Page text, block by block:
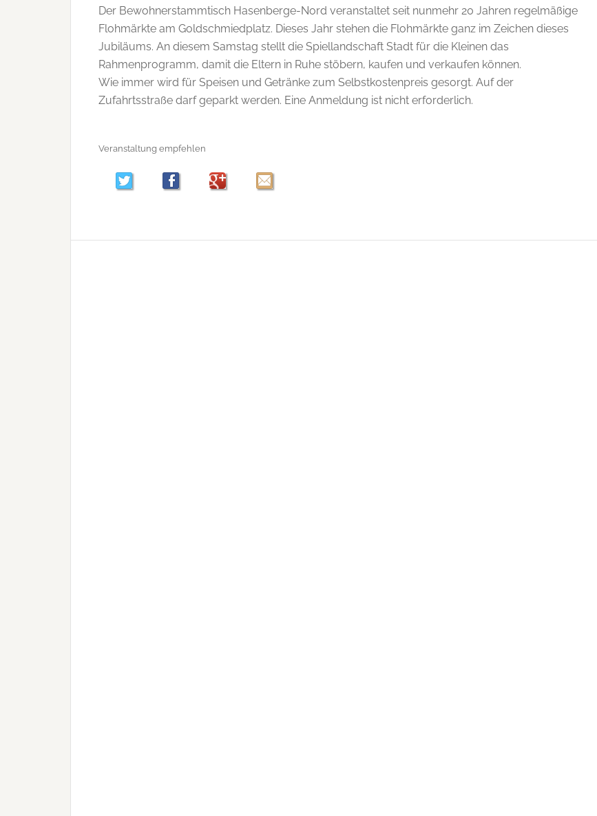
Der Bewohnerstammtisch Hasenberge-Nord veranstaltet seit nunmehr 20 Jahren regelmäßige
Flohmärkte am Goldschmiedplatz. Dieses Jahr stehen die Flohmärkte ganz im Zeichen dieses
Jubiläums. An diesem Samstag stellt die Spiellandschaft Stadt für die Kleinen das
Rahmenprogramm, damit die Eltern in Ruhe stöbern, kaufen und verkaufen können.
Wie immer wird für Speisen und Getränke zum Selbstkostenpreis gesorgt. Auf der
Zufahrtsstraße darf geparkt werden. Eine Anmeldung ist nicht erforderlich.
Veranstaltung empfehlen